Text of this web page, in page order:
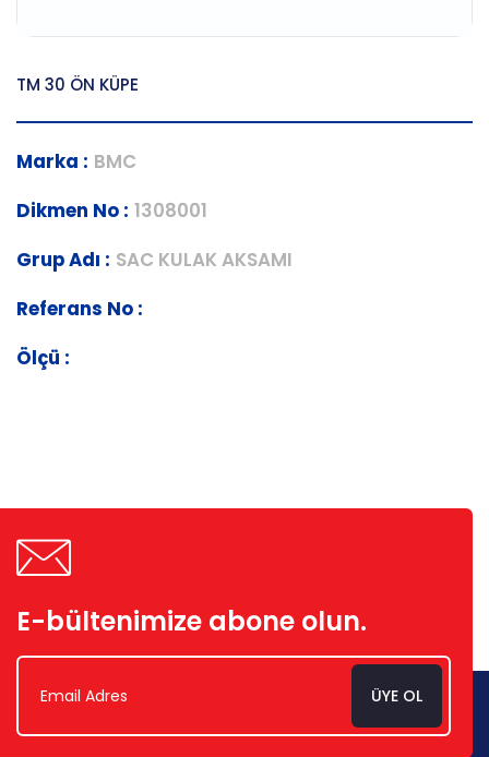
TM 30 ÖN KÜPE
Marka : BMC
Dikmen No : 1308001
Grup Adı : SAC KULAK AKSAMI
Referans No :
Ölçü :
E-bültenimize abone olun.
ÜYE OL